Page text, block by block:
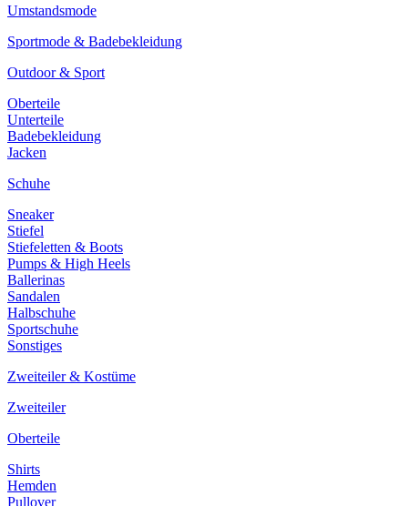
Umstandsmode
Sportmode & Badebekleidung
Outdoor & Sport
Oberteile
Unterteile
Badebekleidung
Jacken
Schuhe
Sneaker
Stiefel
Stiefeletten & Boots
Pumps & High Heels
Ballerinas
Sandalen
Halbschuhe
Sportschuhe
Sonstiges
Zweiteiler & Kostüme
Zweiteiler
Oberteile
Shirts
Hemden
Pullover